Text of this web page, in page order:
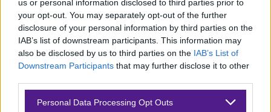
us or personal information disclosed to third parties prior to
your opt-out. You may separately opt-out of the further
disclosure of your personal information by third parties on the
IAB’s list of downstream participants. This information may
also be disclosed by us to third parties on the IAB’s List of
Downstream Participants that may further disclose it to other
Please note that this website/app uses one or more Google
Personal Data Processing Opt Outs
Το τοποίο πλήρως θα ξεκαθαρίσει στα μισά του
Δεκεμβρίου.
Ωστόσο, υπάρχουν ονόματα από την καλοκαιρινή